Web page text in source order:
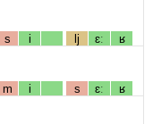
s i lj ɛː ʁ
m i s ɛː ʁ